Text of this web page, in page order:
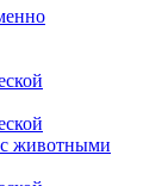
с животными